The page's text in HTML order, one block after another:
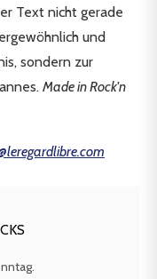
Text nicht gerade
und
sondern zur
Made in Rock'n